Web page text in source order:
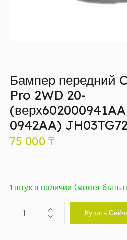
Бампер передний
Pro 2WD 20-
0942AA)
75 000 ₸
1 штук в наличии (может быть
Купить